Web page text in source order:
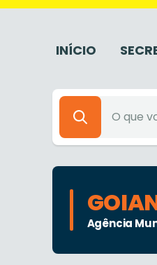
INÍCIO
Agência